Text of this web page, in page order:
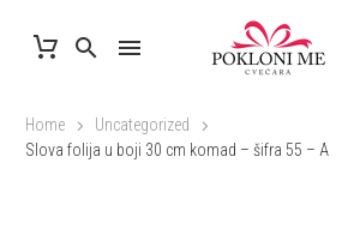
Home
Uncategorized
Slova folija u boji 30 cm komad – šifra 55 – A